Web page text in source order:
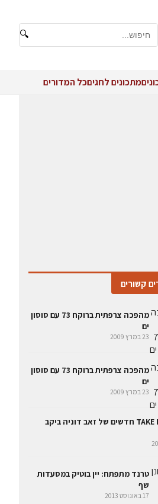
🔍
מתכונים לחגיםכל המדורים
קשורים
מהפכה צרפתית ברוקח 73 עם סוסון
ים
23 במרץ 2009
מהפכה צרפתית ברוקח 73 עם סוסון
ים
23 במרץ 2009
אלול ו- TAKE II חדשים של זאב דוניה ביקב
טרנד מתפתח: יין בוטיק במסעדות
שף
17 באוגוסט 2013